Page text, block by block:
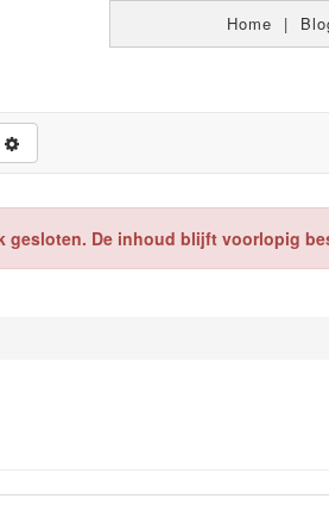
Home |
gesloten. De inhoud blijft voorlopig